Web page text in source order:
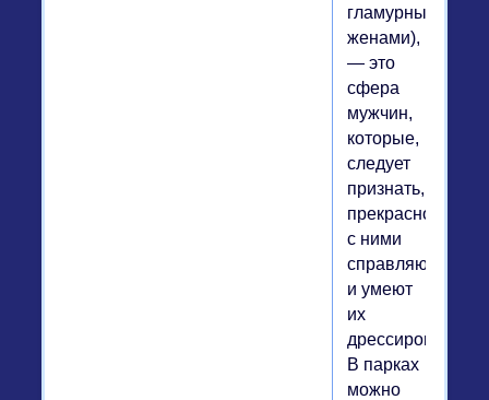
гламурными
женами),
— это
сфера
мужчин,
которые,
следует
признать,
прекрасно
с ними
справляются
и умеют
их
дрессировать.
В парках
можно